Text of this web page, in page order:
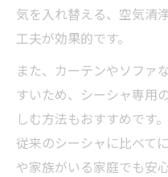
気を入れ替える、空気清
工夫が効果的です。
また、カーテンやソファ
すいため、シーシャ専用
しむ方法もおすすめです
従来のシーシャに比べて
や家族がいる家庭でも安